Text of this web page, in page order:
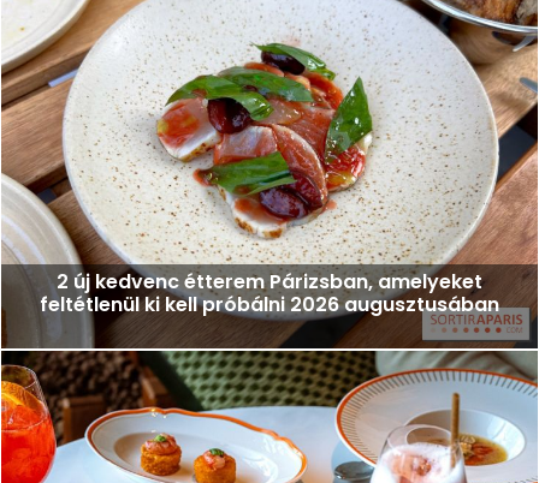
2 új kedvenc étterem Párizsban, amelyeket
feltétlenül ki kell próbálni 2026 augusztusában